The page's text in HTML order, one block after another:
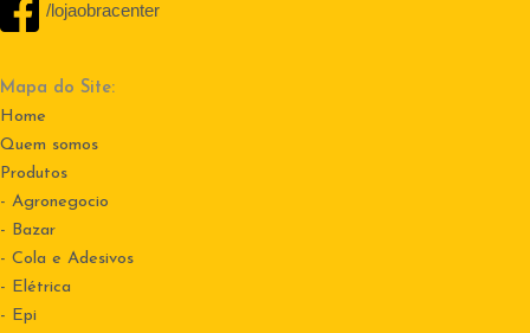
/lojaobracenter
Mapa do Site:
Home
Quem somos
Produtos
- Agronegocio
- Bazar
- Cola e Adesivos
- Elétrica
- Epi